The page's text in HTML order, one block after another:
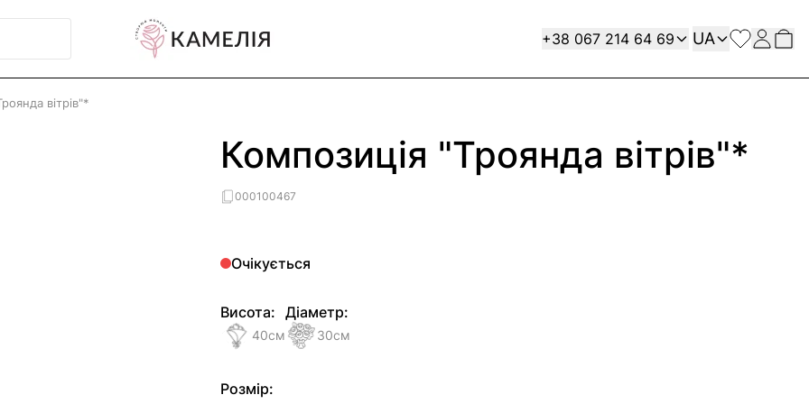
Contact
+38 067 214 64 69 Мова
UA
вітрів"*
Композиція "Троянда вітрів"*
000100467
Очікується
Висота:
40см
Діаметр:
30см
Розмір: